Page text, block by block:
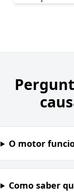
O motor
Como saber